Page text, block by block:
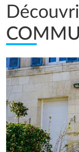
Image